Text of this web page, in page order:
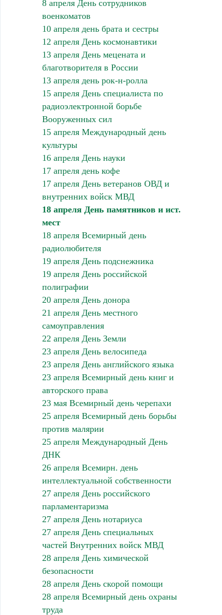
8 апреля День сотрудников
военкоматов
10 апреля день брата и сестры
12 апреля День космонавтики
13 апреля День мецената и
благотворителя в России
13 апреля день рок-н-ролла
15 апреля День специалиста по
радиоэлектронной борьбе
Вооруженных сил
15 апреля Международный день
культуры
16 апреля День науки
17 апреля день кофе
17 апреля День ветеранов ОВД и
внутренних войск МВД
18 апреля День памятников и ист.
мест
18 апреля Всемирный день
радиолюбителя
19 апреля День подснежника
19 апреля День российской
полиграфии
20 апреля День донора
21 апреля День местного
самоуправления
22 апреля День Земли
23 апреля День велосипеда
23 апреля День английского языка
23 апреля Всемирный день книг и
авторского права
23 мая Всемирный день черепахи
25 апреля Всемирный день борьбы
против малярии
25 апреля Международный День
ДНК
26 апреля Всемирн. день
интеллектуальной собственности
27 апреля День российского
парламентаризма
27 апреля День нотариуса
27 апреля День специальных
частей Внутренних войск МВД
28 апреля День химической
безопасности
28 апреля День скорой помощи
28 апреля Всемирный день охраны
труда